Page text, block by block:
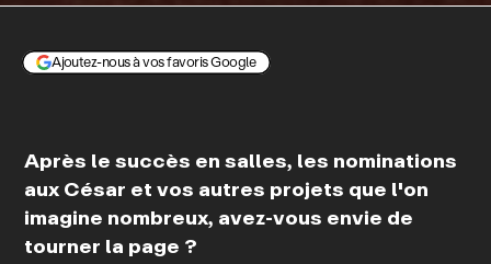
Ajoutez-nous à vos favoris Google
Après le succès en salles, les nominations
aux César et vos autres projets que l'on
imagine nombreux, avez-vous envie de
tourner la page ?